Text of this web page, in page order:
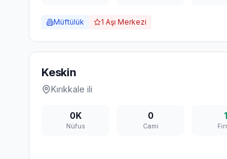
Müftülük 1 Aşı Merkezi
Keskin
Kırıkkale ili
0K
Nüfus
0
Cami
1